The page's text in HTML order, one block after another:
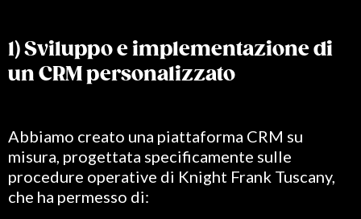
1) Sviluppo e implementazione di
un CRM personalizzato
Abbiamo creato una piattaforma CRM su
misura, progettata specificamente sulle
procedure operative di Knight Frank Tuscany,
che ha permesso di: